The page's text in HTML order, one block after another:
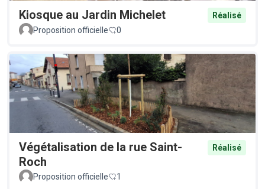
Kiosque au Jardin Michelet
Réalisé
Proposition officielle
0
Végétalisation de la rue Saint-
Roch
Réalisé
Proposition officielle 1